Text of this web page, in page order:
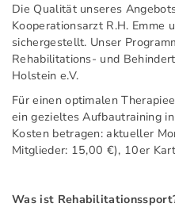
Die Qualität unseres
Kooperationsarzt R.H. Emme
sichergestellt. Unser
Rehabilitations- und
Holstein e.V.
Für einen optimalen
ein gezieltes Aufbautraining
Kosten betragen: aktueller
Mitglieder: 15,00 €), 10er
Was ist